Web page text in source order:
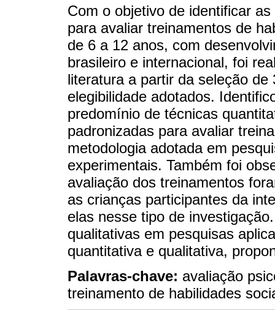
Com o objetivo de identificar
para avaliar treinamentos de
de 6 a 12 anos, com
brasileiro e internacional, foi
literatura a partir da seleção
elegibilidade adotados.
predomínio de técnicas
padronizadas para avaliar
metodologia adotada em
experimentais. Também foi
avaliação dos treinamentos
as crianças participantes da
elas nesse tipo de
qualitativas em pesquisas
quantitativa e qualitativa,
Palavras-chave: avaliação
treinamento de habilidades